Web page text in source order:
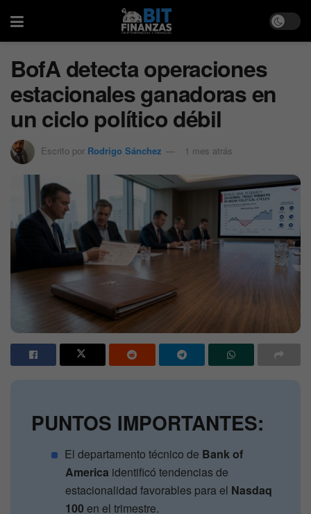
BofA detecta operaciones
estacionales ganadoras en
un ciclo político débil
Escrito por Rodrigo Sánchez 1 mes atrás
PUNTOS IMPORTANTES:
El departamento técnico de Bank of
America identificó tendencias de
estacionalidad favorables para el Nasdaq
100 en el trimestre.